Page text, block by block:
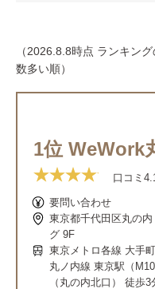
（2026.8.8時点 ランキン
数多い順）
1位 WeWork
口コミ 4.1
要問い合わせ
東京都千代田区丸の
グ 9F
東京メトロ各線 大手
丸ノ内線 東京駅（
（丸の内北口） 徒歩3